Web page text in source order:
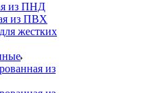
из ПНД
из ПВХ
жестких
из